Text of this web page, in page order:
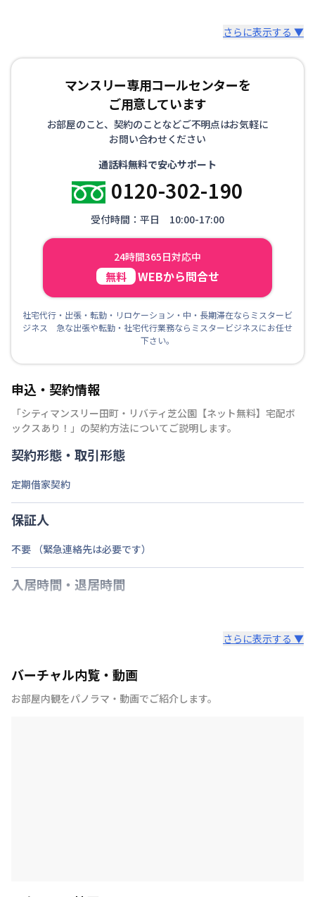
さらに表示する ▼
マンスリー専用コールセンターを
ご用意しています
お部屋のこと、契約のことなどご不明点はお気軽に
お問い合わせください
通話料無料で安心サポート
0120-302-190
受付時間：平日 10:00-17:00
24時間365日対応中
無料 WEBから問合せ
社宅代行・出張・転勤・リロケーション・中・長期滞在ならミスタービ
ジネス 急な出張や転勤・社宅代行業務ならミスタービジネスにお任せ
下さい。
申込・契約情報
「シティマンスリー田町・リバティ芝公園【ネット無料】宅配ボ
ックスあり！ 」の契約方法についてご説明します。
契約形態・取引形態
定期借家契約
保証人
不要 （緊急連絡先は必要です）
入居時間・退居時間
さらに表示する ▼
バーチャル内覧・動画
お部屋内観をパノラマ・動画でご紹介します。